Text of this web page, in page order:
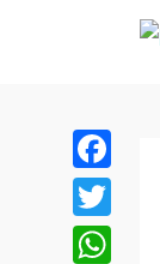
Facebook
Twitter